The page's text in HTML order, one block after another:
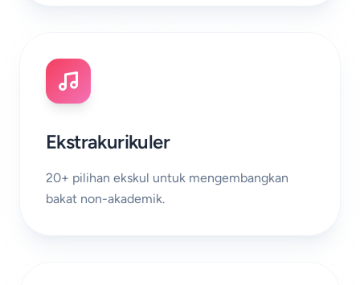
Ekstrakurikuler
20+ pilihan ekskul untuk mengembangkan
bakat non-akademik.